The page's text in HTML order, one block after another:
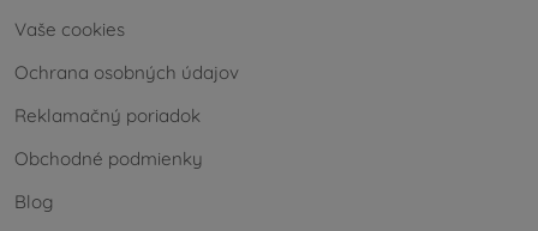
Vaše cookies
Ochrana osobných údajov
Reklamačný poriadok
Obchodné podmienky
Blog